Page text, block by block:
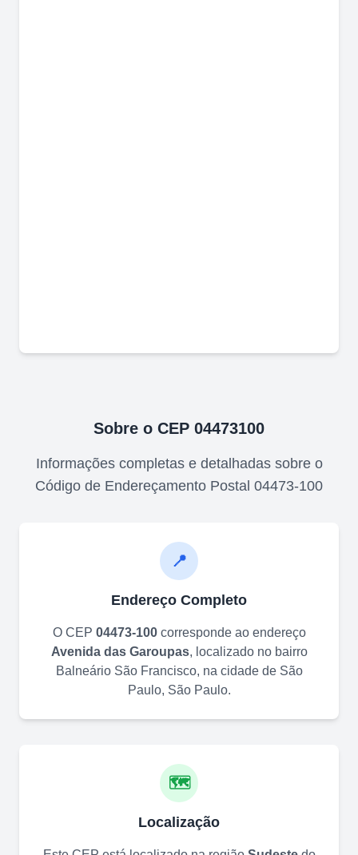
Sobre o CEP 04473100
Informações completas e detalhadas sobre o
Código de Endereçamento Postal 04473-100
📍
Endereço Completo
O CEP 04473-100corresponde ao endereço
Avenida das Garoupas, localizado no bairro
Balneário São Francisco, na cidade de São
Paulo, São Paulo.
🗺️
Localização